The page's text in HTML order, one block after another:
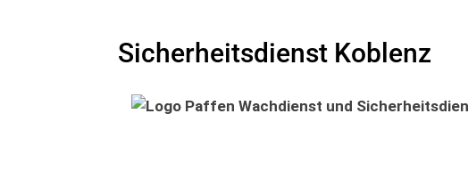
Sicherheitsdienst Koblenz